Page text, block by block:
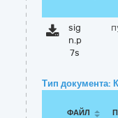
sig
n.p
7s
Тип документа:
ФАЙЛ